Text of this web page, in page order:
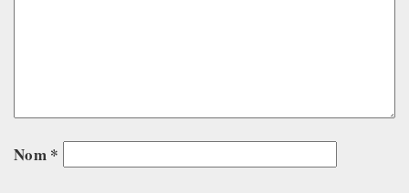
Nom *